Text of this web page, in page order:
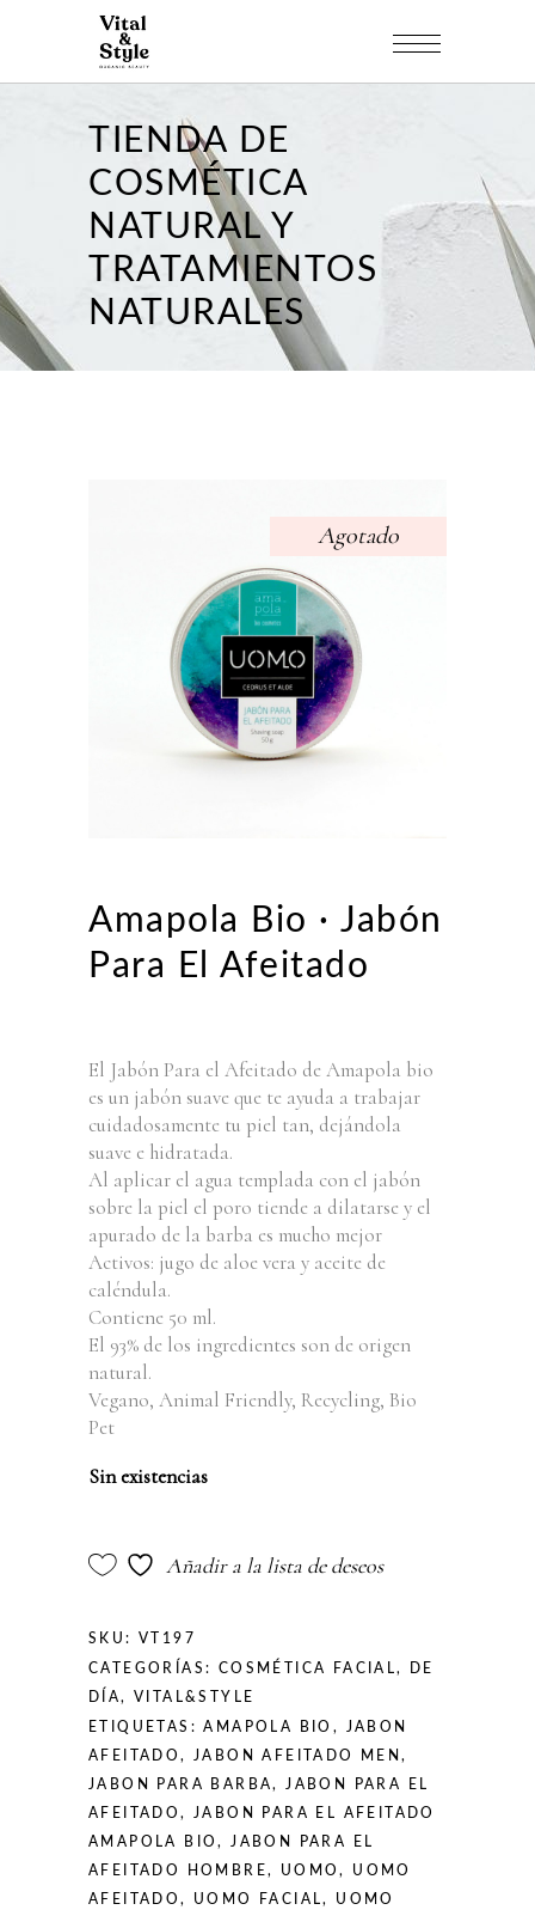
TIENDA DE
COSMÉTICA
NATURAL Y
TRATAMIENTOS
NATURALES
Agotado
Amapola Bio · Jabón
Para El Afeitado
El Jabón Para el Afeitado de Amapola bio
es un jabón suave que te ayuda a trabajar
cuidadosamente tu piel tan, dejándola
suave e hidratada.
Al aplicar el agua templada con el jabón
sobre la piel el poro tiende a dilatarse y el
apurado de la barba es mucho mejor
Activos: jugo de aloe vera y aceite de
caléndula.
Contiene 50 ml.
El 93% de los ingredientes son de origen
natural.
Vegano, Animal Friendly, Recycling, Bio
Pet
Sin existencias
Añadir a la lista de deseos
SKU: VT197
CATEGORÍAS: COSMÉTICA FACIAL,
DE
DÍA,VITAL&STYLE
ETIQUETAS:AMAPOLA BIO ,
JABON
AFEITADO, JABON AFEITADO MEN,
JABON PARA BARBA,
JABON PARA EL
AFEITADO,
JABON PARA EL AFEITADO
AMAPOLA BIO,
JABON PARA EL
AFEITADO HOMBRE , UOMO, UOMO
AFEITADO, UOMO FACIAL, UOMO